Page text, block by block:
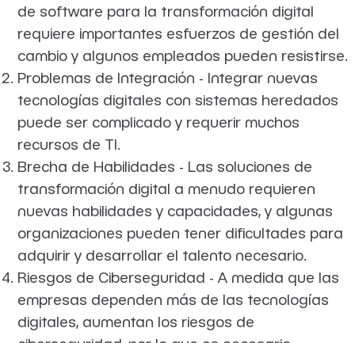
de software para la transformación digital
requiere importantes esfuerzos de gestión del
cambio y algunos empleados pueden resistirse.
Problemas de Integración - Integrar nuevas
tecnologías digitales con sistemas heredados
puede ser complicado y requerir muchos
recursos de TI.
Brecha de Habilidades - Las soluciones de
transformación digital a menudo requieren
nuevas habilidades y capacidades, y algunas
organizaciones pueden tener dificultades para
adquirir y desarrollar el talento necesario.
Riesgos de Ciberseguridad - A medida que las
empresas dependen más de las tecnologías
digitales, aumentan los riesgos de